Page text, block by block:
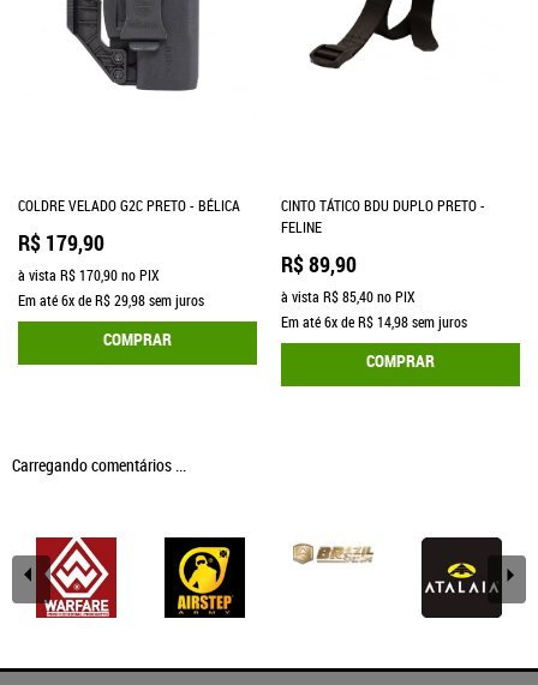
COLDRE VELADO G2C PRETO - BÉLICA
R$ 179,90
à vista R$ 170,90no PIX
Em até6xdeR$ 29,98sem juros
COMPRAR
CINTO TÁTICO BDU DUPLO PRETO -
FELINE
R$ 89,90
à vista R$ 85,40no PIX
Em até6xdeR$ 14,98sem juros
COMPRAR
Carregando comentários ...